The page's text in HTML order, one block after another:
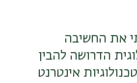
את החשיבה
הדרושה להבין
אינטרנט